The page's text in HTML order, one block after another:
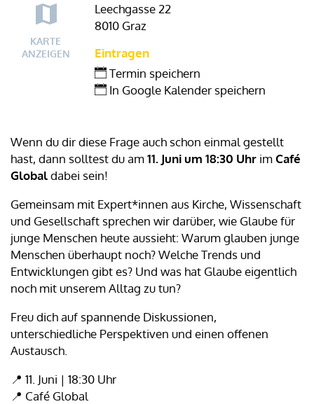
KARTE
ANZEIGEN
Leechgasse 22
8010 Graz
Eintragen
Termin speichern
In Google Kalender speichern
Wenn du dir diese Frage auch schon einmal gestellt
hast, dann solltest du am11. Juni um 18:30 Uhr imCafé
Globaldabei sein!
Gemeinsam mit Expert*innen aus Kirche, Wissenschaft
und Gesellschaft sprechen wir darüber, wie Glaube für
junge Menschen heute aussieht: Warum glauben junge
Menschen überhaupt noch? Welche Trends und
Entwicklungen gibt es? Und was hat Glaube eigentlich
noch mit unserem Alltag zu tun?
Freu dich auf spannende Diskussionen,
unterschiedliche Perspektiven und einen offenen
Austausch.
📍 11. Juni | 18:30 Uhr
📍 Café Global